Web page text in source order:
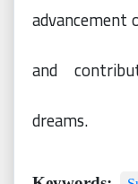
advancement
and
dreams.